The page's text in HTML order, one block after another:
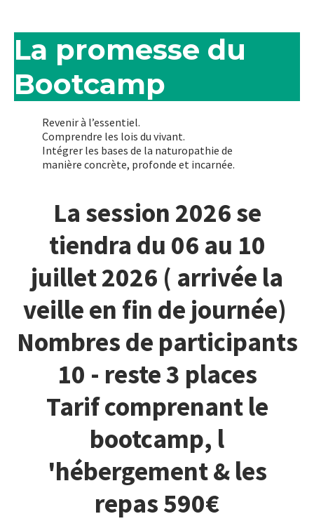
La promesse du
Bootcamp
Revenir à l’essentiel.
Comprendre les lois du vivant.
Intégrer les bases de la naturopathie de
manière concrète, profonde et incarnée.
La session 2026 se
tiendra du 06 au 10
juillet 2026 ( arrivée la
veille en fin de journée)
Nombres de participants
10 - reste 3 places
Tarif comprenant le
bootcamp, l
'hébergement & les
repas 590€